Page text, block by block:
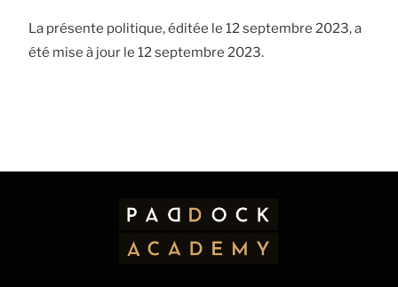
La présente politique, éditée le 12 septembre 2023, a
été mise à jour le 12 septembre 2023.